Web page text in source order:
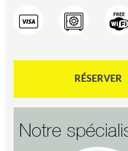
RÉSERVER
Notre